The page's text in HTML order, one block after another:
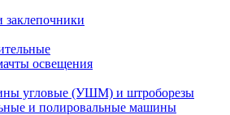
заклепочники
освещения
угловые (УШМ) и штроборезы
и полировальные машины